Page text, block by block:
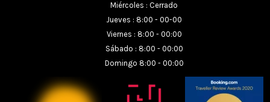
Miércoles : Cerrado
Jueves : 8:00 - 00-00
Viernes : 8:00 - 00:00
Sábado : 8:00 - 00:00
Domingo 8:00 - 00:00